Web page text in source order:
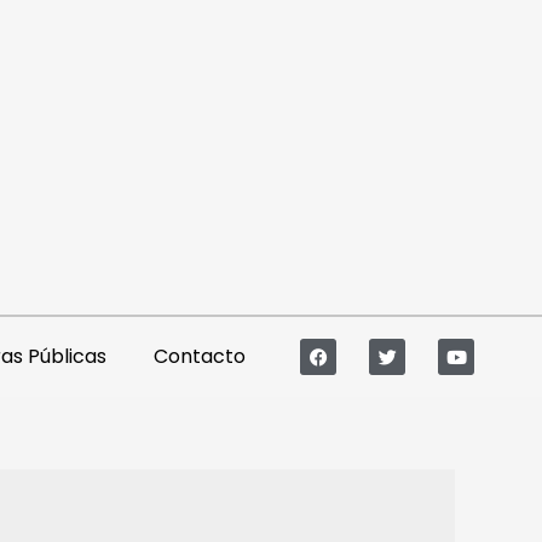
Públicas Contacto